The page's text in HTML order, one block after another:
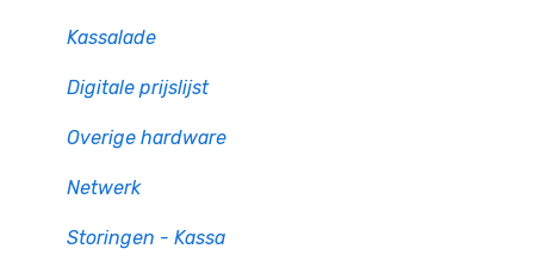
Kassalade
Digitale prijslijst
Overige hardware
Netwerk
Storingen - Kassa